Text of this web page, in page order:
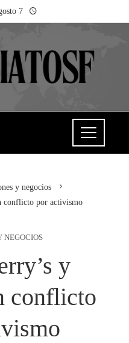
7
y negocios
conflicto por activismo
NEGOCIOS
y
conflicto